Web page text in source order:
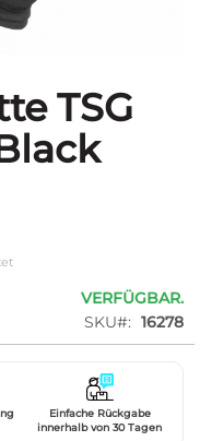
TSG
VERFÜGBAR.
SKU
16278
Einfache Rückgabe
innerhalb von 30 Tagen